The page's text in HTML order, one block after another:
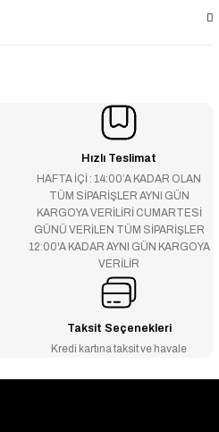
Hızlı Teslimat
HAFTA İÇİ : 14:00’A KADAR OLAN
TÜM SİPARİŞLER AYNI GÜN
KARGOYA VERİLİRİ CUMARTESİ
GÜNÜ VERİLEN TÜM SİPARİŞLER
12:00'A KADAR AYNI GÜN KARGOYA
VERİLİR
Taksit Seçenekleri
Kredi kartına taksit ve havale